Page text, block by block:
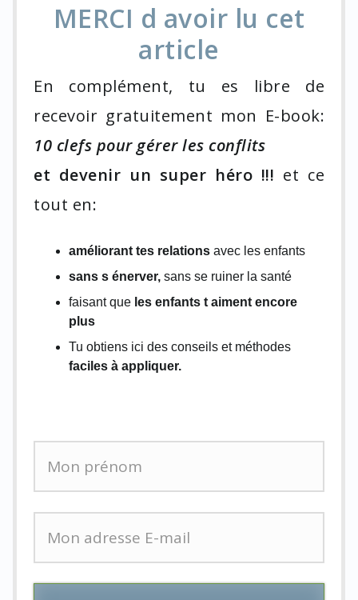
MERCI d avoir lu cet
article
En complément, tu es libre de
recevoir gratuitement mon E-book:
10 clefs pour gérer les conflits
et devenir un super héro !!! et ce
tout en:
améliorant tes relations avec les enfants
sans s énerver, sans se ruiner la santé
faisant que les enfants t aiment encore
plus
Tu obtiens ici des conseils et méthodes
faciles à appliquer.